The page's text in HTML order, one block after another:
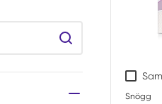
Search Within
Snögg